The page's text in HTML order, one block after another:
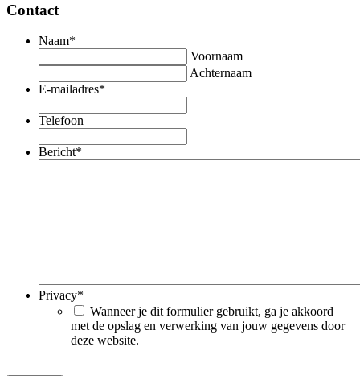
Contact
Naam*
Voornaam
Achternaam
E-mailadres*
Telefoon
Bericht*
Privacy*
Wanneer je dit formulier gebruikt, ga je akkoord
met de opslag en verwerking van jouw gegevens door
deze website.